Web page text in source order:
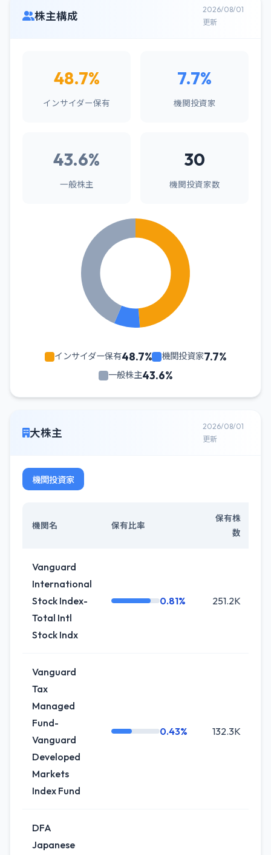
株主構成
2026/08/01
更新
48.7%
インサイダー保有
7.7%
機関投資家
43.6%
一般株主
30
機関投資家数
インサイダー保有48.7% 機関投資家7.7%
一般株主43.6%
大株主
2026/08/01
更新
機関投資家
機関名 保有比率
保有株
数
Vanguard
International
Stock Index-
Total Intl
Stock Indx
0.81% 251.2K
Vanguard
Tax
Managed
Fund-
Vanguard
Developed
Markets
Index Fund
0.43% 132.3K
DFA
Japanese